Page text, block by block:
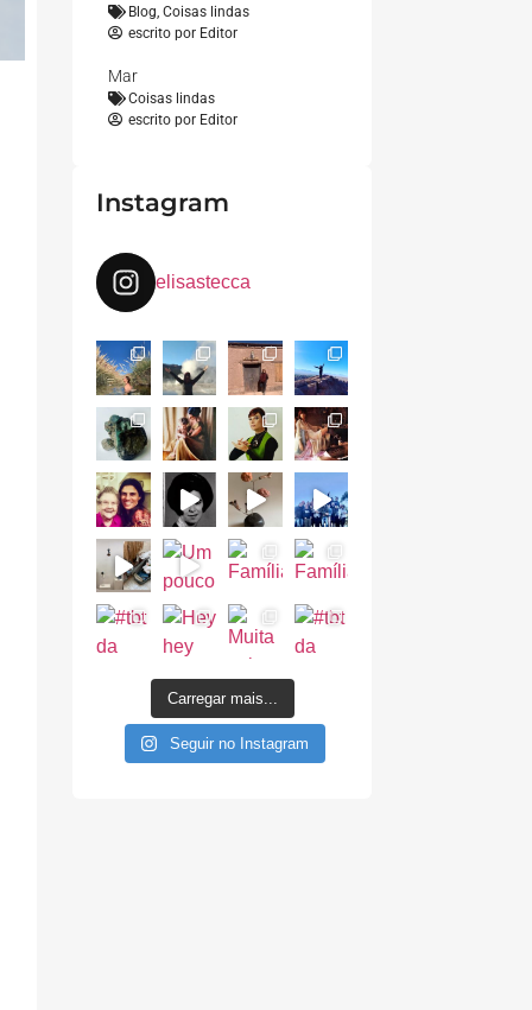
Blog, Coisas lindas
escrito porEditor
Mar
Coisas lindas
escrito porEditor
Instagram
elisastecca
Carregar mais...
Seguir no Instagram